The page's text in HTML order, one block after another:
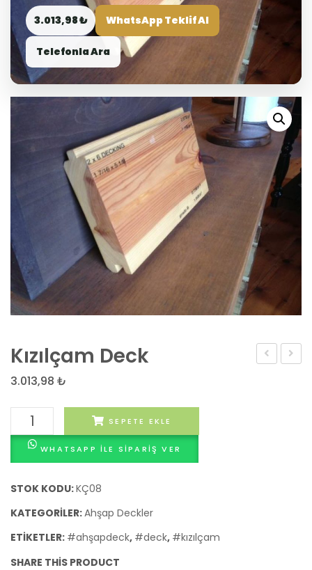
3.013,98 ₺ WhatsApp Teklif Al
Telefonla Ara
Kızılçam Deck
3.013,98 ₺
Kızılçam
Deck
adet
SEPETE EKLE
WHATSAPP ILE SIPARIŞ VER
STOK KODU:KÇ08
KATEGORILER:Ahşap Deckler
ETIKETLER: #ahşapdeck, #deck, #kızılçam
SHARE THIS PRODUCT